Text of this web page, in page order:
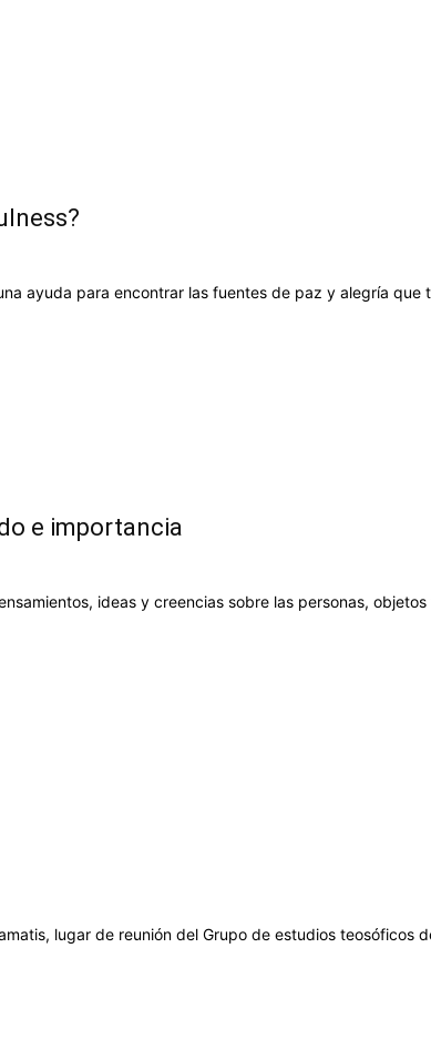
ayuda para encontrar las fuentes de paz y alegría que
e importancia
ideas y creencias sobre las personas,
lugar de reunión del Grupo de estudios teosóficos